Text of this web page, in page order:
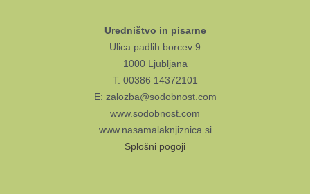
Uredništvo in pisarne
Ulica padlih borcev 9
1000 Ljubljana
T: 00386 14372101
E: zalozba@sodobnost.com
www.sodobnost.com
www.nasamalaknjiznica.si
Splošni pogoji